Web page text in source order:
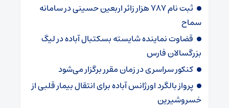
ثبت نام ۷۸۷ هزار زائر اربعین حسینی در سامانه
سماح
قضاوت نماینده شایسته بسکتبال آباده در لیگ
بزرگسالان فارس
کنکور سراسری در زمان مقرر برگزار می‌شود
پرواز بالگرد اورژانس آباده برای انتقال بیمار قلبی از
خسروشیرین